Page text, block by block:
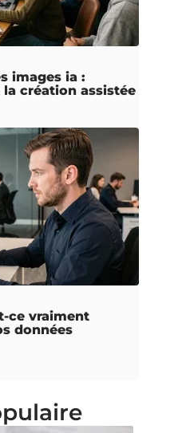
images ia :
création assistée
ce vraiment
données